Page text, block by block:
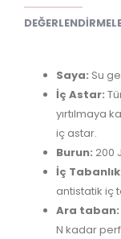
Saya: Su
İç Astar:
yırtılmaya
iç astar.
Burun: 200
İç
antistatik iç
Ara taban:
N kadar